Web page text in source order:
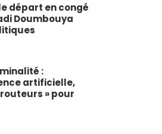
départ en congé
Doumbouya
:
artificielle,
» pour